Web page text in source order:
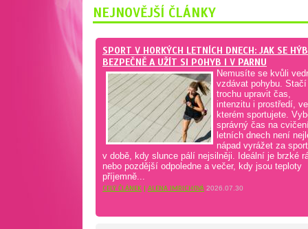
NEJNOVĚJŠÍ ČLÁNKY
SPORT V HORKÝCH LETNÍCH DNECH: JAK SE
BEZPEČNĚ A UŽÍT SI POHYB I V PARNU
Nemusíte se kvůli
vzdávat pohybu. Stačí
trochu upravit čas,
intenzitu i prostředí, ve
kterém sportujete.
správný čas na
letních dnech není
nápad vyrážet za
v době, kdy slunce pálí nejsilněji. Ideální je brzké
nebo pozdější odpoledne a večer, kdy jsou teploty
příjemně...
CELÝ ČLÁNEK | ALENA IMRICHOVÁ 2026.07.30